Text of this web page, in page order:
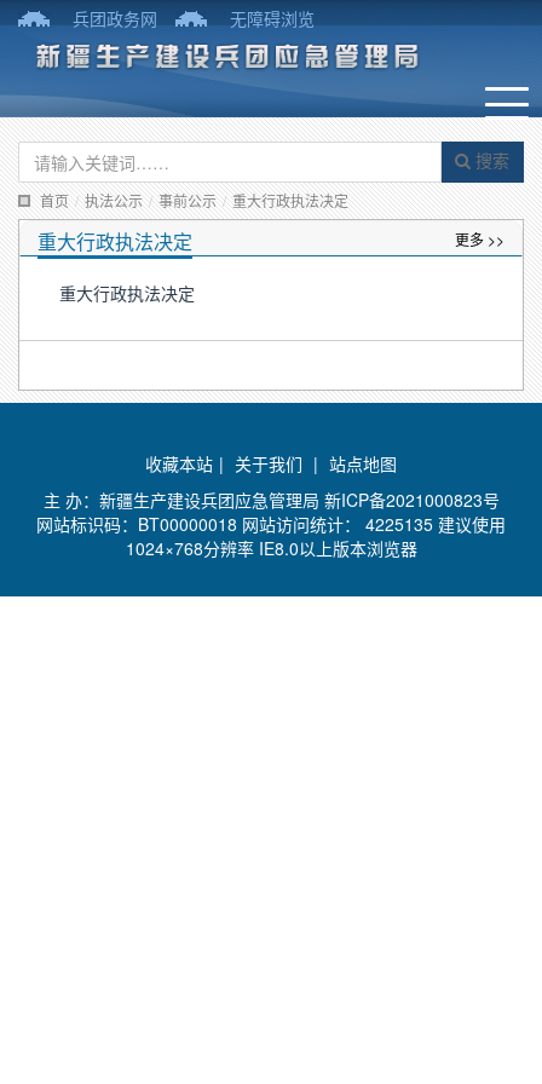
兵团政务网 无障碍浏览
搜索
首页 / 执法公示 / 事前公示 / 重大行政执法决定
重大行政执法决定 更多 >>
重大行政执法决定
收藏本站 | 关于我们 | 站点地图
主 办：新疆生产建设兵团应急管理局 新ICP备2021000823号
网站标识码：BT00000018 网站访问统计： 4225135 建议使用
1024×768分辨率 IE8.0以上版本浏览器